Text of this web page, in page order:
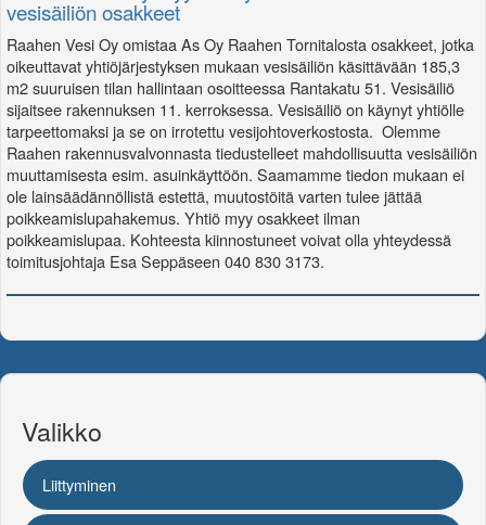
vesisäiliön osakkeet
Raahen Vesi Oy omistaa As Oy Raahen Tornitalosta osakkeet, jotka
oikeuttavat yhtiöjärjestyksen mukaan vesisäiliön käsittävään 185,3
m2 suuruisen tilan hallintaan osoitteessa Rantakatu 51. Vesisäiliö
sijaitsee rakennuksen 11. kerroksessa. Vesisäiliö on käynyt yhtiölle
tarpeettomaksi ja se on irrotettu vesijohtoverkostosta. Olemme
Raahen rakennusvalvonnasta tiedustelleet mahdollisuutta vesisäiliön
muuttamisesta esim. asuinkäyttöön. Saamamme tiedon mukaan ei
ole lainsäädännöllistä estettä, muutostöitä varten tulee jättää
poikkeamislupahakemus. Yhtiö myy osakkeet ilman
poikkeamislupaa. Kohteesta kiinnostuneet voivat olla yhteydessä
toimitusjohtaja Esa Seppäseen 040 830 3173.
Valikko
Liittyminen